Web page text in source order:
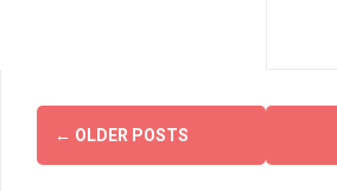
Posts
navigation
← OLDER POSTS